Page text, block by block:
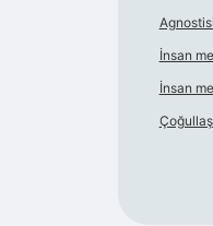
İnsan
İnsan